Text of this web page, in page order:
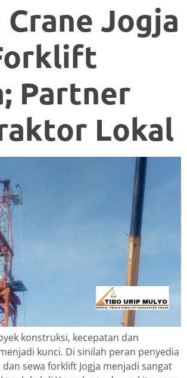
Crane Jogja
Partner
Lokal
konstruksi, kecepatan dan
kunci. Di sinilah peran penyedia
dan sewa forklift Jogja menjadi sangat